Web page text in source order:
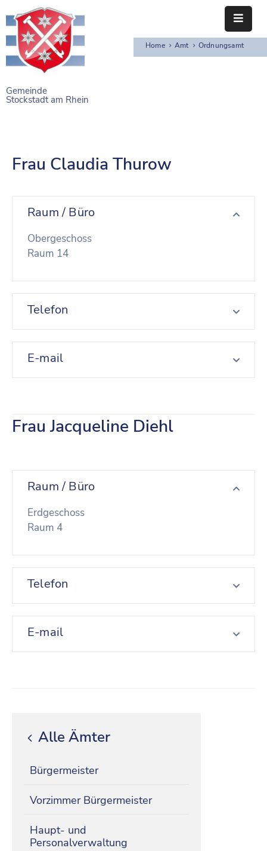
Gemeinde
Stockstadt am Rhein
STARTSEITE
BÜRGERSERVICE
NAHERHOLUNG
VEREINE
Home Amt Ordnungsamt
Alle Ämter
Bürgermeister
Vorzimmer Bürgermeister
Haupt- und
Personalverwaltung
Frau Claudia Thurow
Raum / Büro
Obergeschoss
Raum 14
Telefon
E-mail
Frau Jacqueline Diehl
Raum / Büro
Erdgeschoss
Raum 4
Telefon
E-mail